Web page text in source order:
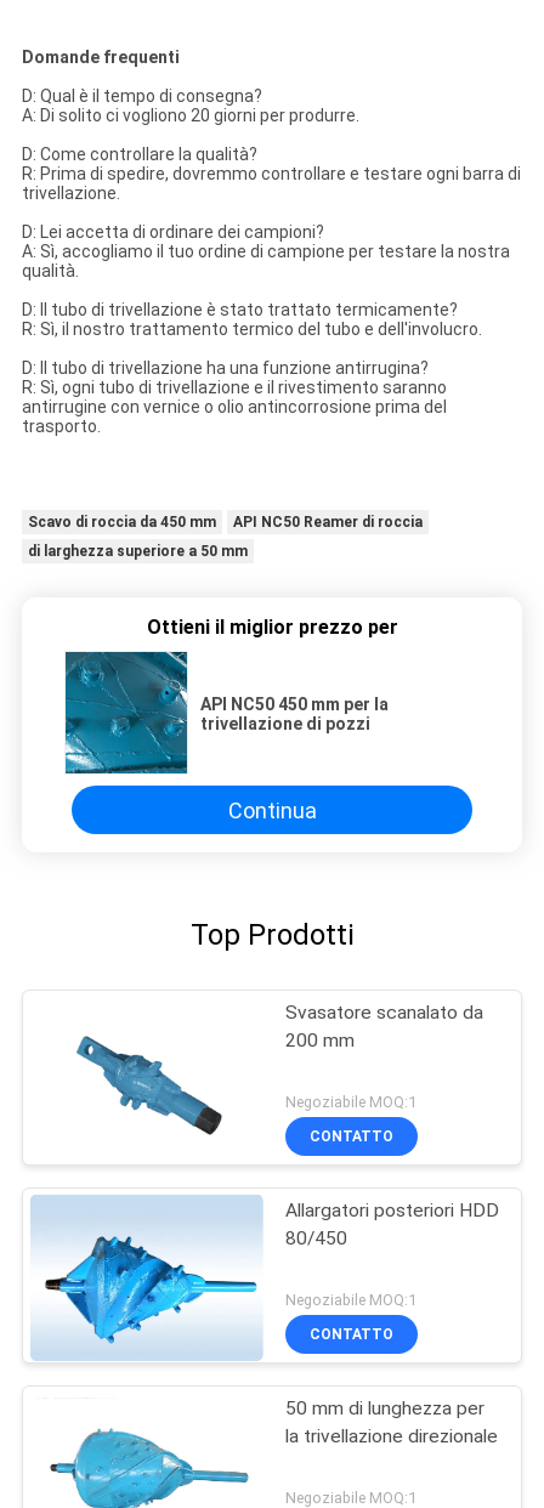
Domande frequenti
D: Qual è il tempo di consegna?
A: Di solito ci vogliono 20 giorni per produrre.
D: Come controllare la qualità?
R: Prima di spedire, dovremmo controllare e testare ogni barra di
trivellazione.
D: Lei accetta di ordinare dei campioni?
A: Sì, accogliamo il tuo ordine di campione per testare la nostra
qualità.
D: Il tubo di trivellazione è stato trattato termicamente?
R: Sì, il nostro trattamento termico del tubo e dell'involucro.
D: Il tubo di trivellazione ha una funzione antirrugina?
R: Sì, ogni tubo di trivellazione e il rivestimento saranno
antirrugine con vernice o olio antincorrosione prima del
trasporto.
Scavo di roccia da 450 mm
API NC50 Reamer di roccia
di larghezza superiore a 50 mm
Ottieni il miglior prezzo per
API NC50 450 mm per la
trivellazione di pozzi
Continua
Top Prodotti
Svasatore scanalato da
200 mm
Negoziabile MOQ:1
CONTATTO
Allargatori posteriori HDD
80/450
Negoziabile MOQ:1
CONTATTO
50 mm di lunghezza per
la trivellazione direzionale
Negoziabile MOQ:1